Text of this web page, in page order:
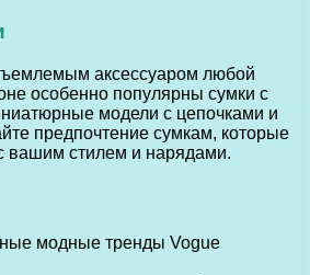
аксессуаром любой
особенно популярны сумки с
модели с цепочками и
предпочтение сумкам, которые
вашим стилем и нарядами.